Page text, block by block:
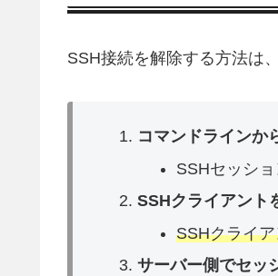
SSH接続を解除する方法は
コマンドラインか
SSHセッシ
SSHクライアント
SSHクライ
サーバー側でセッ